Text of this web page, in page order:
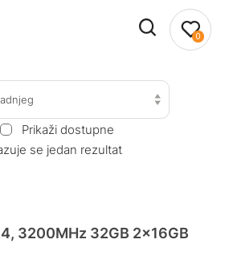
0
Prikaži dostupne
se jedan rezultat
3200MHz 32GB 2x16GB